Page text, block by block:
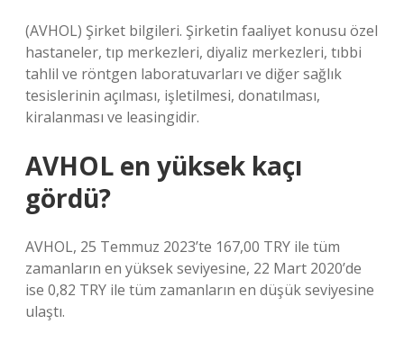
(AVHOL) Şirket bilgileri. Şirketin faaliyet konusu özel
hastaneler, tıp merkezleri, diyaliz merkezleri, tıbbi
tahlil ve röntgen laboratuvarları ve diğer sağlık
tesislerinin açılması, işletilmesi, donatılması,
kiralanması ve leasingidir.
AVHOL en yüksek kaçı
gördü?
AVHOL, 25 Temmuz 2023’te 167,00 TRY ile tüm
zamanların en yüksek seviyesine, 22 Mart 2020’de
ise 0,82 TRY ile tüm zamanların en düşük seviyesine
ulaştı.